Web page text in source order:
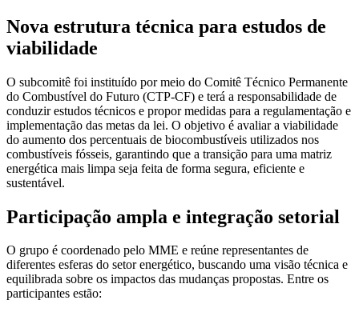
Nova estrutura técnica para estudos de
viabilidade
O subcomitê foi instituído por meio do Comitê Técnico Permanente
do Combustível do Futuro (CTP-CF) e terá a responsabilidade de
conduzir estudos técnicos e propor medidas para a regulamentação e
implementação das metas da lei. O objetivo é avaliar a viabilidade
do aumento dos percentuais de biocombustíveis utilizados nos
combustíveis fósseis, garantindo que a transição para uma matriz
energética mais limpa seja feita de forma segura, eficiente e
sustentável.
Participação ampla e integração setorial
O grupo é coordenado pelo MME e reúne representantes de
diferentes esferas do setor energético, buscando uma visão técnica e
equilibrada sobre os impactos das mudanças propostas. Entre os
participantes estão: